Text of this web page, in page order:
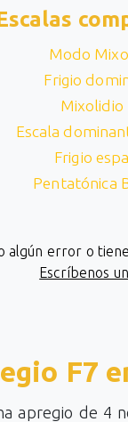
Modo
Frigio
Mixolidio
Escala
Frigio
Pentatónica
algún error o
Escríbenos
F7
apregio de 4